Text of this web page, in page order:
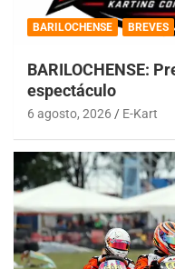
BARILOCHENSE BREVES
BARILOCHENSE:
espectáculo
6 agosto, 2026 E-Kart